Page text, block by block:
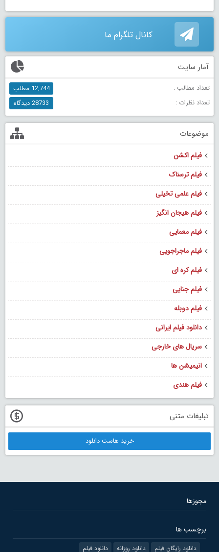
کانال تلگرام ما
آمار سایت
تعداد مطالب :
12,744 مطلب
تعداد نظرات :
28733 دیدگاه
موضوعات
فیلم اکشن
فیلم ترسناک
فیلم علمی تخیلی
فیلم هیجان انگیز
فیلم معمایی
فیلم ماجراجویی
فیلم کره ای
فیلم جنایی
فیلم دوبله
دانلود فیلم ایرانی
سریال های خارجی
انیمیشن ها
فیلم هندی
تبلیغات متنی
خرید هاست دانلود
مجوزها
برچسب ها
دانلود رایگان فیلم دانلود روزانه دانلود فیلم